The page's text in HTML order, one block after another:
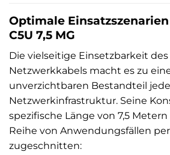
Optimale Einsatzszenarien
C5U 7,5 MG
Die vielseitige Einsetzbarkeit des
Netzwerkkabels macht es zu
unverzichtbaren Bestandteil
Netzwerkinfrastruktur. Seine
spezifische Länge von 7,5
Reihe von Anwendungsfällen
zugeschnitten: